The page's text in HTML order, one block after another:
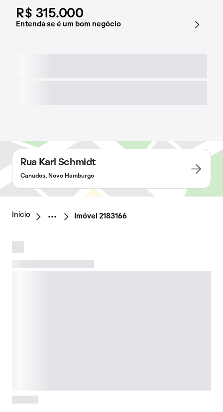
R$ 315.000
Entenda se é um bom negócio
Rua Karl Schmidt
Canudos, Novo Hamburgo
Início Imóvel 2183166